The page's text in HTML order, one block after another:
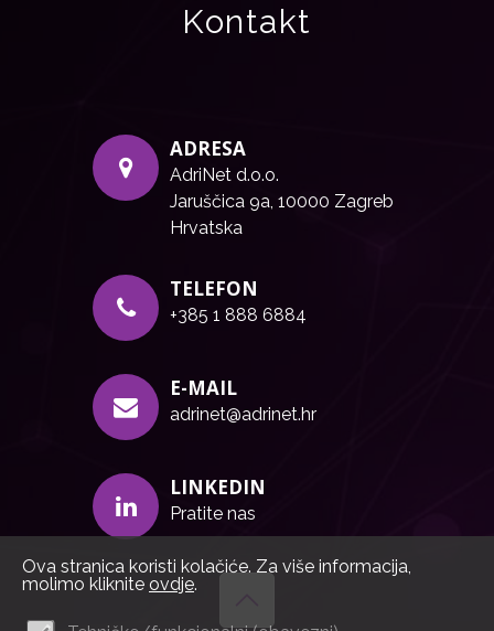
Kontakt
ADRESA
AdriNet d.o.o.
Jaruščica 9a, 10000 Zagreb
Hrvatska
TELEFON
+385 1 888 6884
E-MAIL
adrinet@adrinet.hr
LINKEDIN
Pratite nas
Ova stranica koristi kolačiće. Za više informacija,
molimo kliknite ovdje.